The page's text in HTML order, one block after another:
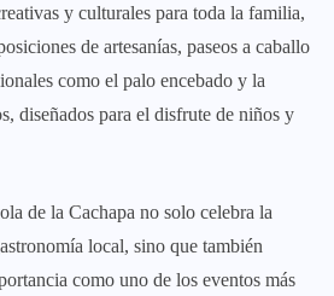
y culturales para toda la familia,
de artesanías, paseos a caballo
como el palo encebado y la
diseñados para el disfrute de niños y
de la Cachapa no solo celebra la
local, sino que también
como uno de los eventos más